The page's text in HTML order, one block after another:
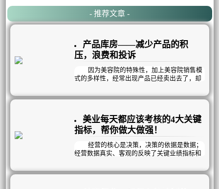
- 推荐文章 -
产品库房——减少产品的积
压，浪费和投诉
因为美容院的特殊性，加上美容院销售模
式的多样性，经常出现产品已经卖出去了，却
院还准备了专门的房间来存放这些物品。占用
才来使用，而产品却已经过期了。
2、有的顾客一套产品用了10次，有的用
了8次，顾客投诉就来了，怀疑是不是你们偷了
我的产品？
3、顾客没有消耗完，就无法转变成为我
4、产品需要专门的地方来堆放，占用空
美业每天都应该考核的4大关键
指标，帮你做大做强！
经营的核心是决策，决策的依据是数据；
经营数据真实、客观的反映了关键业绩指标和
机会。经营者必须熟练的分析经营数据，准确